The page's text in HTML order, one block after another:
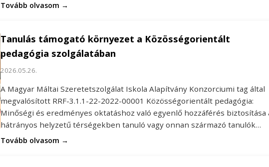
Tovább olvasom →
Tanulás támogató környezet a Közösségorientált
pedagógia szolgálatában
2026.05.26.
A Magyar Máltai Szeretetszolgálat Iskola Alapítvány Konzorciumi tag által
megvalósított RRF-3.1.1-22-2022-00001 Közösségorientált pedagógia:
Minőségi és eredményes oktatáshoz való egyenlő hozzáférés biztosítása
hátrányos helyzetű térségekben tanuló vagy onnan származó tanulók…
Tovább olvasom →